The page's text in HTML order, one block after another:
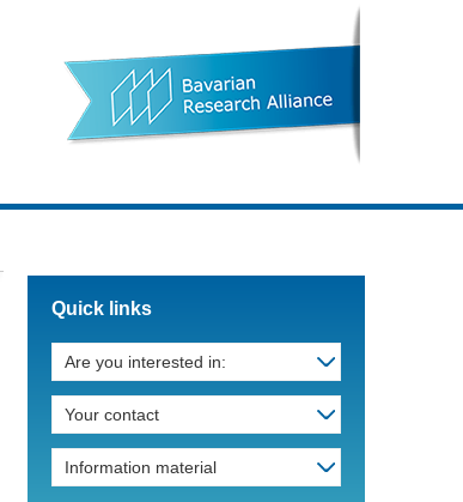
Quick links
Are you interested in:
Your contact
Information material